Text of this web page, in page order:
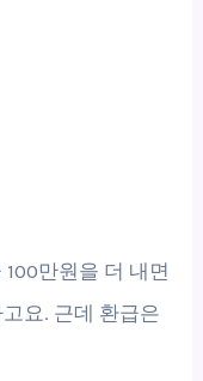
만원을 더 내면
요. 근데 환급은